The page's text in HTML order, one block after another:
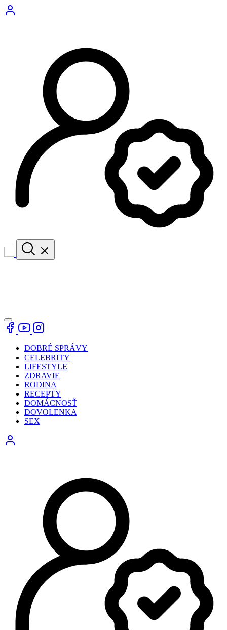
DOBRÉ SPRÁVY
CELEBRITY
LIFESTYLE
ZDRAVIE
RODINA
RECEPTY
DOMÁCNOSŤ
DOVOLENKA
SEX